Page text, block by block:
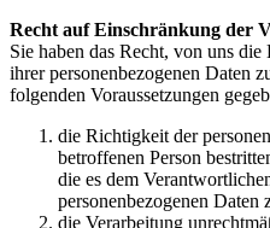
Recht auf Einschränkung der
Sie haben das Recht, von uns
ihrer personenbezogenen Daten
folgenden Voraussetzungen
die Richtigkeit der
betroffenen Person
die es dem
personenbezogenen Daten
die Verarbeitung